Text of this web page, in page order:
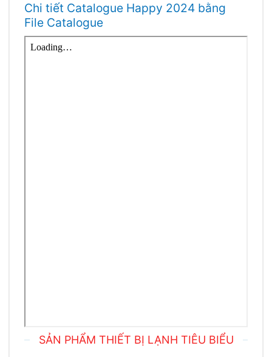
Chi tiết Catalogue Happy 2024 bằng
File Catalogue
SẢN PHẨM THIẾT BỊ LẠNH TIÊU BIỂU